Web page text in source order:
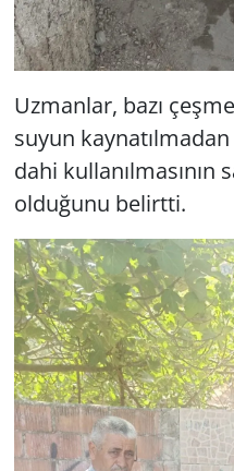
Uzmanlar, bazı
suyun
dahi kullanılmasının
olduğunu belirtti.